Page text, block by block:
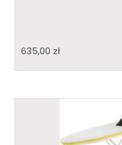
635,00 zł